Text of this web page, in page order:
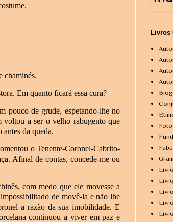
chaminés.
Em quanto ficará essa cura?
pouco de grude, espetando-lhe no
voltou a ser o velho rabugento que
da queda.
o Tenente-Coronel-Cabrito-
Afinal de contas, concede-me ou
com medo que ele movesse a
de movê-la e não lhe
a razão da sua imobilidade. E
continuou a viver em paz e
Livros